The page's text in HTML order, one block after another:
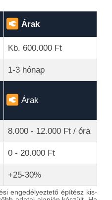
Árak
Kb. 600.000 Ft
1-3 hónap
Árak
8.000 - 12.000 Ft / óra
0 - 20.000 Ft
+25-30%
engedélyeztető építész kis-